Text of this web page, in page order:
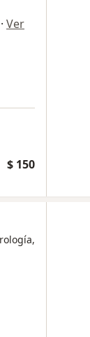
· Ver
$ 150